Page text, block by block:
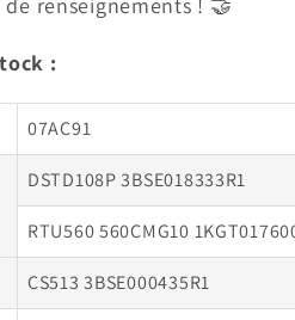
renseignements ! 🤝
:
07AC91
DSTD108P 3BSE018333R1
RTU560 560CMG10
CS513 3BSE000435R1